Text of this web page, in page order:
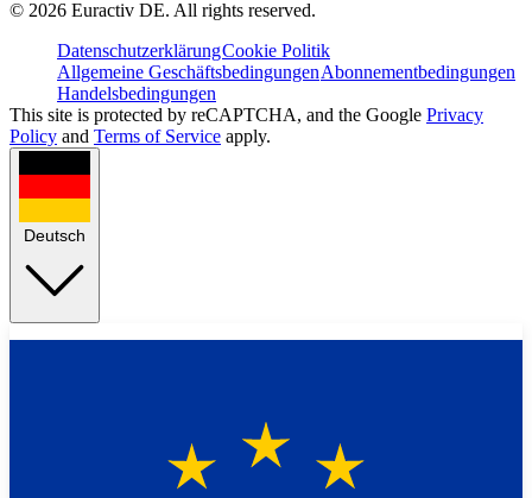
© 2026 Euractiv DE. All rights reserved.
DatenschutzerklärungCookie Politik
Allgemeine GeschäftsbedingungenAbonnementbedingungen
Handelsbedingungen
This site is protected by reCAPTCHA, and the Google Privacy
Policy and Terms of Service apply.
Deutsch